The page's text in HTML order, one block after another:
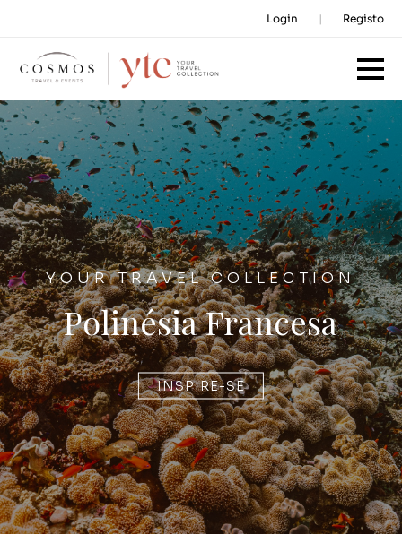
Login Registo
YOUR TRAVEL COLLECTION
Polinésia Francesa
INSPIRE-SE